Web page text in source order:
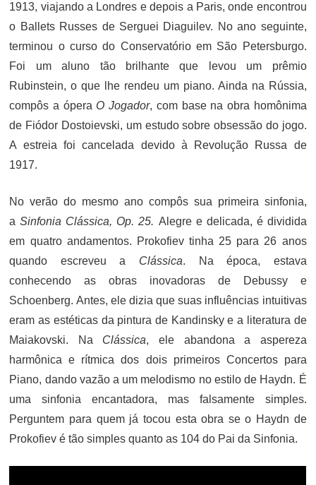
1913, viajando a Londres e depois a Paris, onde encontrou
o Ballets Russes de Serguei Diaguilev. No ano seguinte,
terminou o curso do Conservatório em São Petersburgo.
Foi um aluno tão brilhante que levou um prêmio
Rubinstein, o que lhe rendeu um piano. Ainda na Rússia,
compôs a ópera O Jogador, com base na obra homônima
de Fiódor Dostoievski, um estudo sobre obsessão do jogo.
A estreia foi cancelada devido à Revolução Russa de
1917.
No verão do mesmo ano compôs sua primeira sinfonia,
aSinfonia Clássica, Op. 25. Alegre e delicada, é dividida
em quatro andamentos. Prokofiev tinha 25 para 26 anos
quando escreveu a Clássica. Na época, estava
conhecendo as obras inovadoras de Debussy e
Schoenberg. Antes, ele dizia que suas influências intuitivas
eram as estéticas da pintura de Kandinsky e a literatura de
Maiakovski. Na Clássica, ele abandona a aspereza
harmônica e rítmica dos dois primeiros Concertos para
Piano, dando vazão a um melodismo no estilo de Haydn. É
uma sinfonia encantadora, mas falsamente simples.
Perguntem para quem já tocou esta obra se o Haydn de
Prokofiev é tão simples quanto as 104 do Pai da Sinfonia.